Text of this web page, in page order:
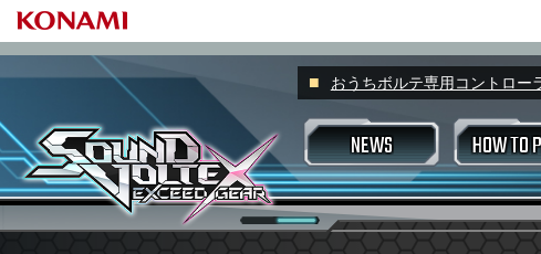
NEWS HOW TO
プレーの基本 ゲームの進め方
すべて スコアランキン
プロフィール プレーヤーネーム
おうちボルテ専用コントロー